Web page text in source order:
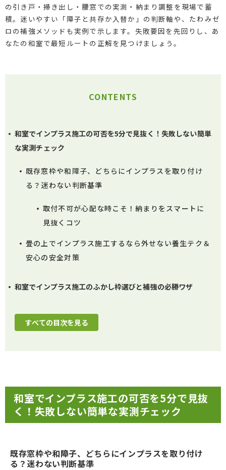
の引き戸・掃き出し・腰窓での実測・納まり調整を現場で蓄
積。迷いやすい「障子と共存か入替か」の判断軸や、たわみゼ
ロの補強メソッドも実例で示します。失敗要因を先回りし、あ
なたの和室で最短ルートの正解を見つけましょう。
CONTENTS
和室でインプラス施工の可否を5分で見抜く！失敗しない簡単
な実測チェック
既存窓枠や和障子、どちらにインプラスを取り付け
る？迷わない判断基準
取付不可が心配な時こそ！納まりをスマートに
見抜くコツ
畳の上でインプラス施工するなら外せない養生テク＆
安心の安全対策
和室でインプラス施工のふかし枠選びと補強の必勝ワザ
すべての目次を見る
和室でインプラス施工の可否を5分で見抜
く！失敗しない簡単な実測チェック
既存窓枠や和障子、どちらにインプラスを取り付け
る？迷わない判断基準